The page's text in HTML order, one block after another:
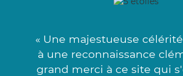
« Une majestueuse
à une reconnaissance
grand merci à ce site qui